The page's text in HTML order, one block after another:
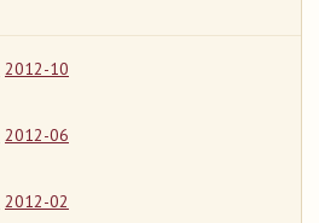
2012-10
2012-06
2012-02